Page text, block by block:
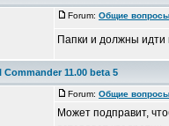
Forum: Общие вопросы
Папки и должны идти
Commander 11.00 beta 5
Forum: Общие вопросы
Может подправит,